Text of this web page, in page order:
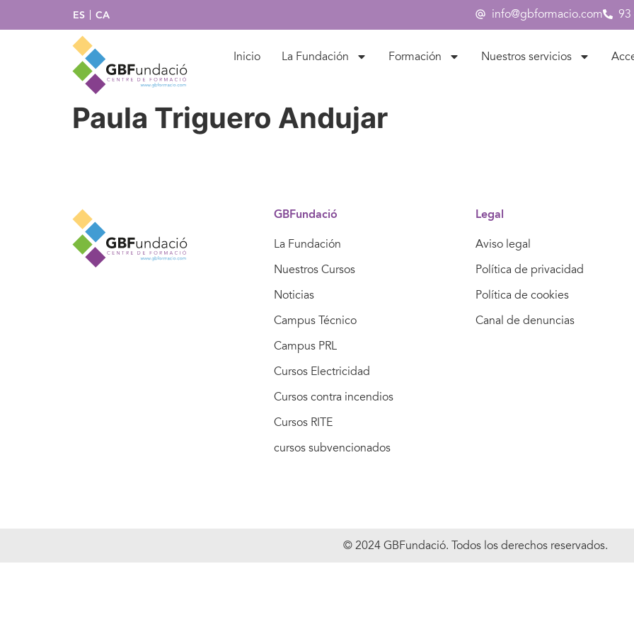
ES CA info@gbformacio.com 93
Inicio La Fundación Formación Nuestros servicios
Paula Triguero Andujar
GBFundació
La Fundación
Nuestros Cursos
Noticias
Campus Técnico
Campus PRL
Cursos Electricidad
Cursos contra incendios
Cursos RITE
cursos subvencionados
Legal
Aviso legal
Política de privacidad
Política de cookies
Canal de denuncias
© 2024 GBFundació. Todos los derechos reservados.